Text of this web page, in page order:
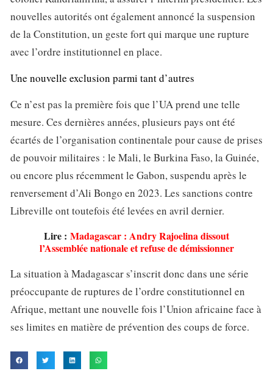
nouvelles autorités ont également annoncé la suspension
de la Constitution, un geste fort qui marque une rupture
avec l’ordre institutionnel en place.
Une nouvelle exclusion parmi tant d’autres
Ce n’est pas la première fois que l’UA prend une telle
mesure. Ces dernières années, plusieurs pays ont été
écartés de l’organisation continentale pour cause de prises
de pouvoir militaires : le Mali, le Burkina Faso, la Guinée,
ou encore plus récemment le Gabon, suspendu après le
renversement d’Ali Bongo en 2023. Les sanctions contre
Libreville ont toutefois été levées en avril dernier.
Lire : Madagascar : Andry Rajoelina dissout
l’Assemblée nationale et refuse de démissionner
La situation à Madagascar s’inscrit donc dans une série
préoccupante de ruptures de l’ordre constitutionnel en
Afrique, mettant une nouvelle fois l’Union africaine face à
ses limites en matière de prévention des coups de force.